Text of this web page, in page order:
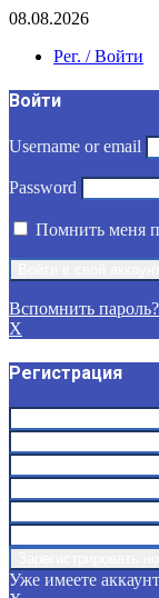
08.08.2026
Рег. / Войти
Войти
Username or email
Password
Помнить меня
Вспомнить пароль?
X
Регистрация
Уже имеете